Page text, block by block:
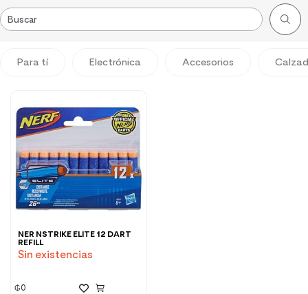
Para tí Electrónica Accesorios
NER NSTRIKE ELITE 12 DART
REFILL
Sin existencias
₲0